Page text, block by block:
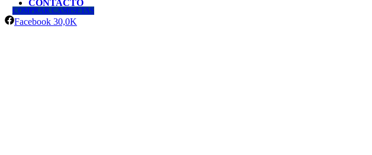
CONTACTO
COMPRAR CAMISETAS
Facebook 30,0K